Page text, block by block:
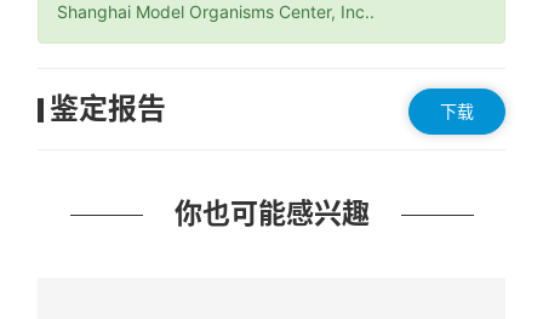
Shanghai Model Organisms Center, Inc..
鉴定报告 下载
你也可能感兴趣